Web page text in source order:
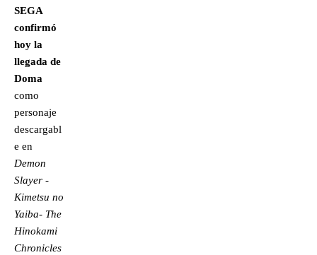
SEGA
confirmó
hoy la
llegada de
Doma
como
personaje
descargabl
e en
Demon
Slayer -
Kimetsu no
Yaiba- The
Hinokami
Chronicles